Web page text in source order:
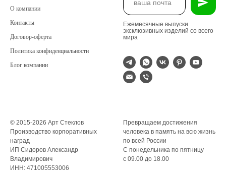
О компании
Контакты
Договор-оферта
Политика конфиденциальности
Блог компании
Ежемесячные выпуски
эксклюзивных изделий со всего
мира
© 2015-2026 Арт Стеклов
Производство корпоративных
наград
ИП Сидоров Александр
Владимирович
ИНН: 471005553006
Превращаем достижения
человека в память на всю жизнь
по всей России
С понедельника по пятницу
с 09.00 до 18.00